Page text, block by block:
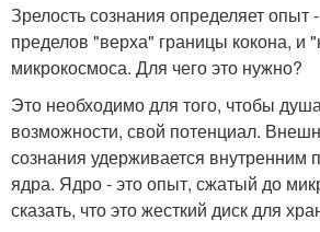
Зрелость сознания определяет опыт
пределов "верха" границы кокона, и
микрокосмоса. Для чего это нужно?
Это необходимо для того, чтобы
возможности, свой потенциал.
сознания удерживается внутренним
ядра. Ядро - это опыт, сжатый до
сказать, что это жесткий диск для